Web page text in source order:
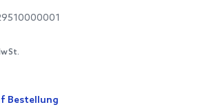
Bestellung